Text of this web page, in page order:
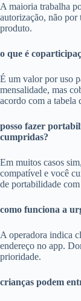
A maioria trabalha
autorização, não
produto.
o que é
É um valor por uso
mensalidade, mas
acordo com a tabela
posso fazer
cumpridas?
Em muitos casos
compatível e você
de portabilidade
como funciona a
A operadora indica
endereço no app.
prioridade.
crianças podem